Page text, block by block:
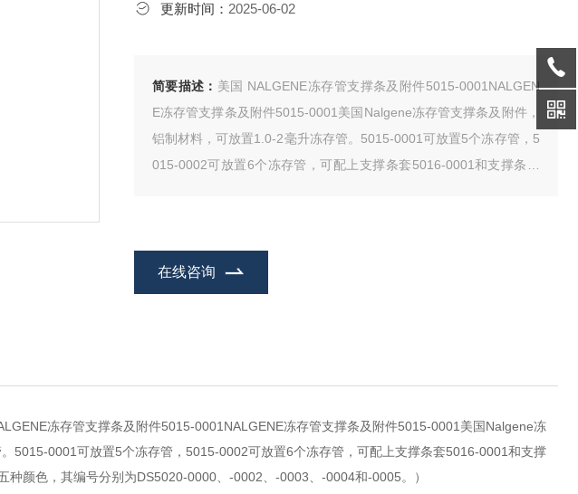
更新时间： 2025-06-02
简要描述： 美国 NALGENE冻存管支撑条及附件5015-0001NALGEN
E冻存管支撑条及附件5015-0001美国Nalgene冻存管支撑条及附件，
铝制材料，可放置1.0-2毫升冻存管。5015-0001可放置5个冻存管，5
015-0002可放置6个冻存管，可配上支撑条套5016-0001和支撑条标
在线咨询
冻存管支撑条及附件5015-0001NALGENE冻存管支撑条及附件5015-0001美国Nalgene冻
5015-0001可放置5个冻存管，5015-0002可放置6个冻存管，可配上支撑条套5016-0001和支撑
颜色，其编号分别为DS5020-0000、-0002、-0003、-0004和-0005。）